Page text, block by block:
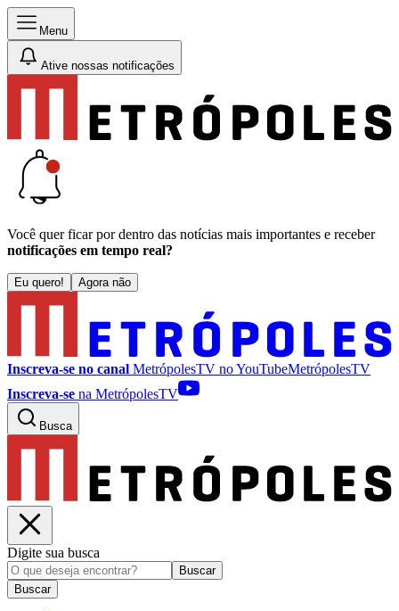
Menu
Ative nossas notificações
Você quer ficar por dentro das notícias mais importantes e receber
notificações em tempo real?
Eu quero! Agora não
Inscreva-se no canal MetrópolesTV noYouTubeMetrópolesTV
Inscreva-se na MetrópolesTV
Busca
Digite sua busca
Buscar
Buscar